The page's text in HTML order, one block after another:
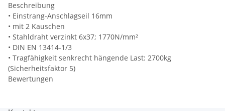
Beschreibung
• Einstrang-Anschlagseil 16mm
• mit 2 Kauschen
• Stahldraht verzinkt 6x37; 1770N/mm²
• DIN EN 13414-1/3
• Tragfähigkeit senkrecht hängende Last: 2700kg
(Sicherheitsfaktor 5)
Bewertungen